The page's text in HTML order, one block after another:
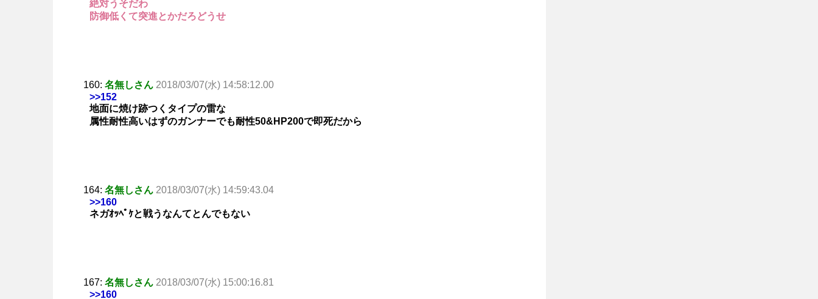
絶対うそだわ
防御低くて突進とかだろどうせ
160: 名無しさん 2018/03/07(水) 14:58:12.00
>>152
地面に焼け跡つくタイプの雷な
属性耐性高いはずのガンナーでも耐性50&HP200で即死だから
164: 名無しさん 2018/03/07(水) 14:59:43.04
>>160
ネガｵｯﾍﾟｹと戦うなんてとんでもない
167: 名無しさん 2018/03/07(水) 15:00:16.81
>>160